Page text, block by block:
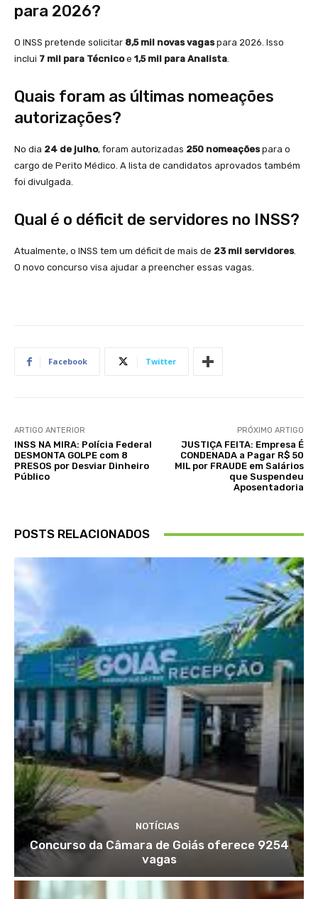
para 2026?
O INSS pretende solicitar 8,5 mil novas vagaspara 2026. Isso
inclui 7 mil para Técnicoe 1,5 mil para Analista.
Quais foram as últimas nomeações
autorizações?
No dia 24 de julho, foram autorizadas 250 nomeaçõespara o
cargo de Perito Médico. A lista de candidatos aprovados também
foi divulgada.
Qual é o déficit de servidores no INSS?
Atualmente, o INSS tem um déficit de mais de 23 mil servidores.
O novo concurso visa ajudar a preencher essas vagas.
Facebook Twitter
ARTIGO ANTERIOR
INSS NA MIRA: Polícia Federal
DESMONTA GOLPE com 8
PRESOS por Desviar Dinheiro
Público
PRÓXIMO ARTIGO
JUSTIÇA FEITA: Empresa É
CONDENADA a Pagar R$ 50
MIL por FRAUDE em Salários
que Suspendeu
Aposentadoria
POSTS RELACIONADOS
NOTÍCIAS
Concurso da Câmara de Goiás oferece 9254
vagas